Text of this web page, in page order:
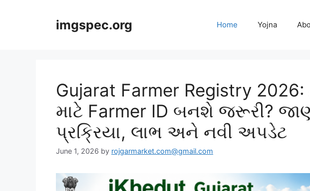
imgspec.org Home Yojna
Gujarat Farmer Registry
માટે Farmer ID બનશે જરૂરી?
પ્રક્રિયા, લાભ અને નવી અપડેટ
June 1, 2026 by rojgarmarket.com@gmail.com